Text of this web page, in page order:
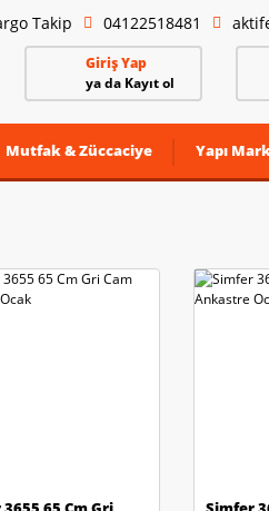
Takip 04122518481
Giriş Yap
ya da Kayıt ol
Mutfak & Züccaciye Yapı